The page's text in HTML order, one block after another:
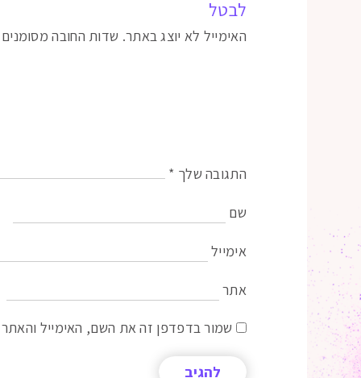
לבטל
האימייל לא יוצג באתר. שדות החובה
התגובה שלך *
שם
אימייל
אתר
שמור בדפדפן זה את השם, האימייל